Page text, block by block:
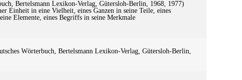
Bertelsmann Lexikon-Verlag, Gütersloh-Berlin, 1968, 1977)
Einheit in eine Vielheit, eines Ganzen in seine Teile, eines
Elemente, eines Begriffs in seine Merkmale
Wörterbuch, Bertelsmann Lexikon-Verlag, Gütersloh-Berlin,